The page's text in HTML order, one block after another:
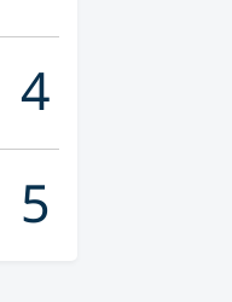
4
5